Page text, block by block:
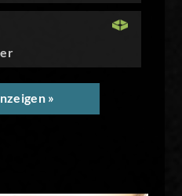
»